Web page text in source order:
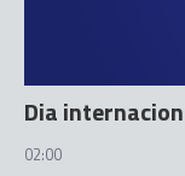
Dia
02:00